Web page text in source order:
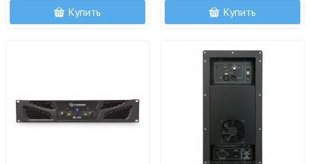
Купить Купить